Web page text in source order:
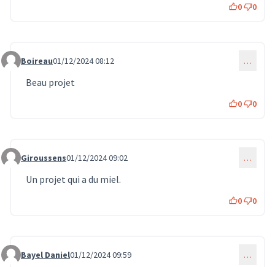
0 0
Commentaire 1503
Boireau01/12/2024 08:12 …
Beau projet
0 0
Commentaire 1505
Giroussens01/12/2024 09:02 …
Un projet qui a du miel.
0 0
Commentaire 1508
Bayel Daniel01/12/2024 09:59 …